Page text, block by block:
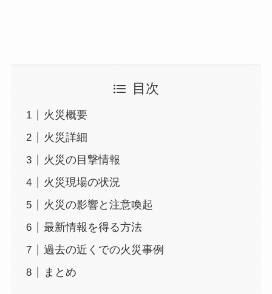
目次
火災概要
火災詳細
火災の目撃情報
火災現場の状況
火災の影響と注意喚起
最新情報を得る方法
過去の近くでの火災事例
まとめ